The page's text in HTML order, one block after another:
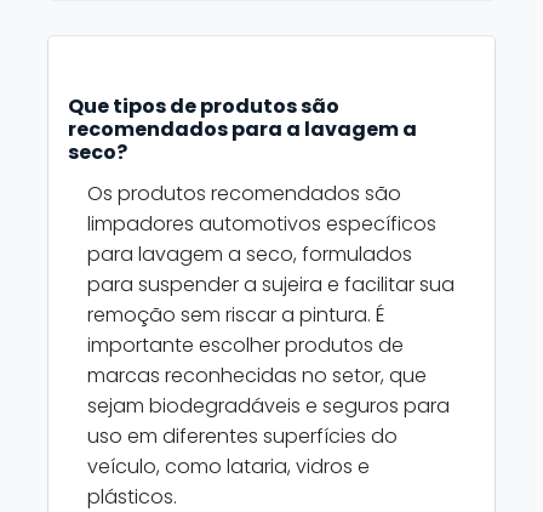
Que tipos de produtos são
recomendados para a lavagem a
seco?
Os produtos recomendados são
limpadores automotivos específicos
para lavagem a seco, formulados
para suspender a sujeira e facilitar sua
remoção sem riscar a pintura. É
importante escolher produtos de
marcas reconhecidas no setor, que
sejam biodegradáveis e seguros para
uso em diferentes superfícies do
veículo, como lataria, vidros e
plásticos.